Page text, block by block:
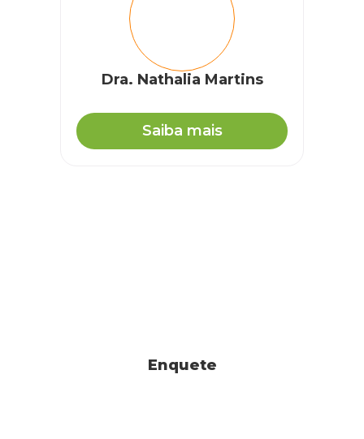
Dra. Nathalia Martins
Saiba mais
Enquete